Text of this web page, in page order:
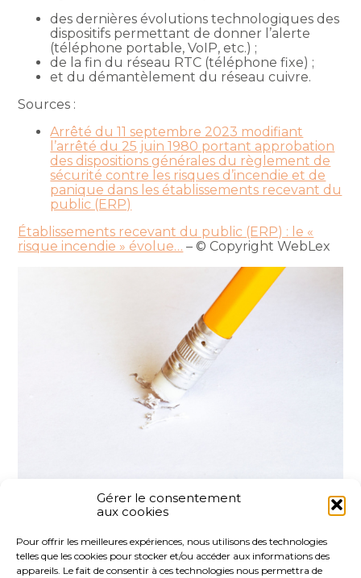
Gérer le consentement
aux cookies
Pour offrir les meilleures expériences, nous utilisons des technologies
telles que les cookies pour stocker et/ou accéder aux informations des
appareils. Le fait de consentir à ces technologies nous permettra de
des dernières évolutions technologiques des
dispositifs permettant de donner l’alerte
(téléphone portable, VoIP, etc.) ;
de la fin du réseau RTC (téléphone fixe) ;
et du démantèlement du réseau cuivre.
Sources :
Arrêté du 11 septembre 2023 modifiant
l’arrêté du 25 juin 1980 portant approbation
des dispositions générales du règlement de
sécurité contre les risques d’incendie et de
panique dans les établissements recevant du
public (ERP)
Établissements recevant du public (ERP) : le «
risque incendie » évolue… – © Copyright WebLex
FaceBook
TwitterLinkedIn